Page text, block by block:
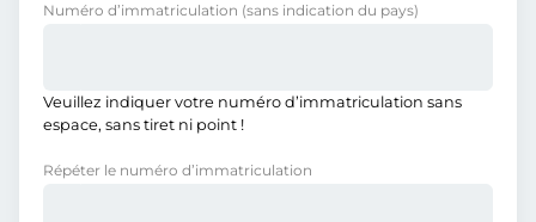
Numéro d’immatriculation (sans indication du pays)
Veuillez indiquer votre numéro d’immatriculation sans
espace, sans tiret ni point !
Répéter le numéro d’immatriculation